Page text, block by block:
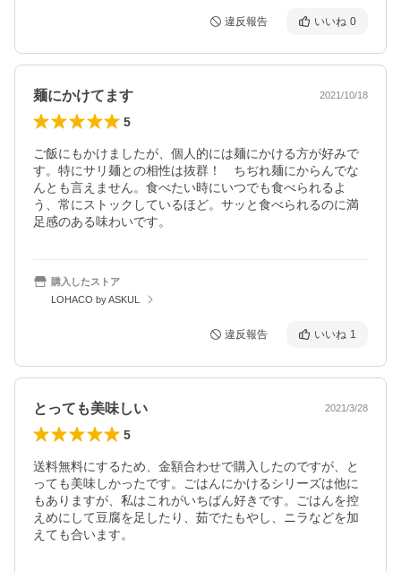
違反報告 いいね 0
麺にかけてます 2021/10/18
5
ご飯にもかけましたが、個人的には麺にかける方が好みで
す。特にサリ麺との相性は抜群！　ちぢれ麺にからんでな
んとも言えません。食べたい時にいつでも食べられるよ
う、常にストックしているほど。サッと食べられるのに満
足感のある味わいです。
購入したストア
LOHACO by ASKUL
違反報告 いいね 1
とっても美味しい 2021/3/28
5
送料無料にするため、金額合わせで購入したのですが、と
っても美味しかったです。ごはんにかけるシリーズは他に
もありますが、私はこれがいちばん好きです。ごはんを控
えめにして豆腐を足したり、茹でたもやし、ニラなどを加
えても合います。